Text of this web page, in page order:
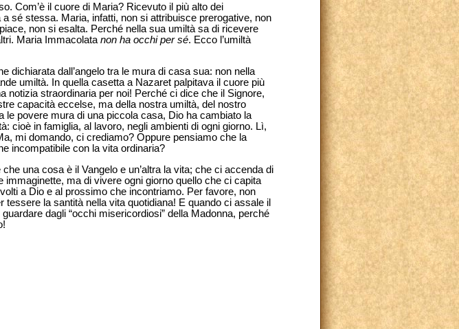
Com’è il cuore di Maria? Ricevuto il più alto dei
sé stessa. Maria, infatti, non si attribuisce prerogative, non
non si esalta. Perché nella sua umiltà sa di ricevere
Maria Immacolata non ha occhi per sé. Ecco l’umiltà
dichiarata dall’angelo tra le mura di casa sua: non nella
umiltà. In quella casetta a Nazaret palpitava il cuore più
notizia straordinaria per noi! Perché ci dice che il Signore,
capacità eccelse, ma della nostra umiltà, del nostro
le povere mura di una piccola casa, Dio ha cambiato la
cioè in famiglia, al lavoro, negli ambienti di ogni giorno. Lì,
mi domando, ci crediamo? Oppure pensiamo che la
incompatibile con la vita ordinaria?
una cosa è il Vangelo e un’altra la vita; che ci accenda di
immaginette, ma di vivere ogni giorno quello che ci capita
a Dio e al prossimo che incontriamo. Per favore, non
la santità nella vita quotidiana! E quando ci assale il
dagli “occhi misericordiosi” della Madonna, perché